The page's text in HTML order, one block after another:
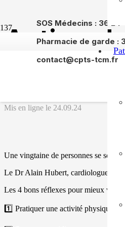
SOS Médecins : 36 24
Pharmacie de garde :
contact@cpts-tcm.fr
Action
Troyes
Mis en ligne le 24.09.24
Une vingtaine de personnes se sont
Le Dr Alain Hubert, cardiologue à la
Les 4 bons réflexes pour mieux vivre
1️⃣ Pratiquer une activité physique